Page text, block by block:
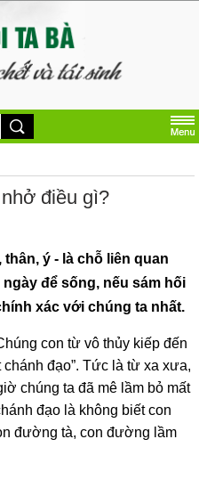
điều gì?
ý - là chỗ liên quan
để sống, nếu sám hối
xác với chúng ta nhất.
con từ vô thủy kiếp đến
đạo”. Tức là từ xa xưa,
chúng ta đã mê lầm bỏ mất
đạo là không biết con
đường tà, con đường lầm